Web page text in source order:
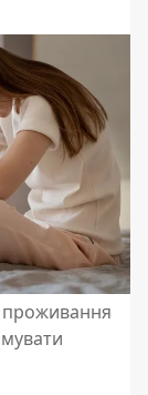
проживання